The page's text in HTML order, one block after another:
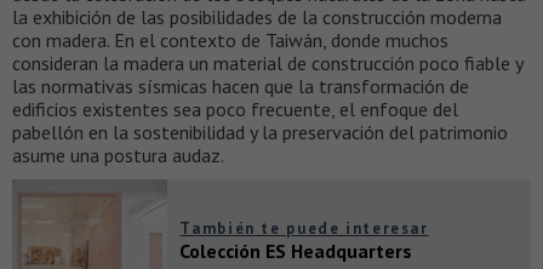
la exhibición de las posibilidades de la construcción moderna
con madera. En el contexto de Taiwán, donde muchos
consideran la madera un material de construcción poco fiable y
las normativas sísmicas hacen que la transformación de
edificios existentes sea poco frecuente, el enfoque del
pabellón en la sostenibilidad y la preservación del patrimonio
asume una postura audaz.
También te puede interesar
Colección ES Headquarters